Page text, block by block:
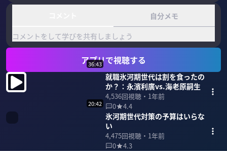
自分メモ
コメントをして学びを共有しましょう
アプリで視聴する
36:43
就職氷河期世代は割を食ったの
か？：永濱利廣vs.海老原嗣生
4,536回視聴・ 1年前
0
4.4
20:42
氷河期世代対策の予算はいらな
い
4,475回視聴・ 1年前
0
4.3